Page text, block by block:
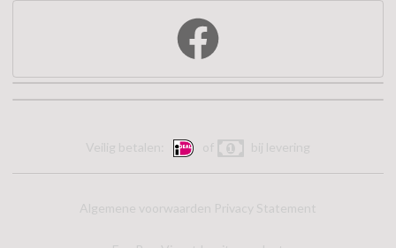
Veilig betalen: of bij levering
Algemene voorwaarden Privacy Statement